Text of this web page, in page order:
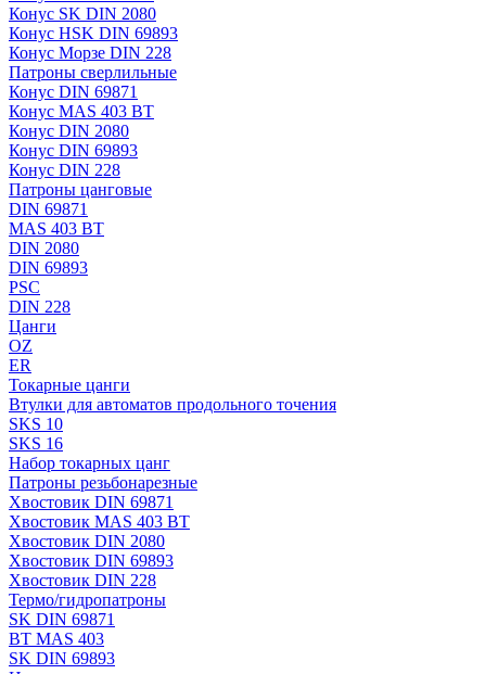
Конус SK DIN 2080
Конус HSK DIN 69893
Конус Морзе DIN 228
Патроны сверлильные
Конус DIN 69871
Конус MAS 403 BT
Конус DIN 2080
Конус DIN 69893
Конус DIN 228
Патроны цанговые
DIN 69871
MAS 403 BT
DIN 2080
DIN 69893
PSC
DIN 228
Цанги
OZ
ER
Токарные цанги
Втулки для автоматов продольного точения
SKS 10
SKS 16
Набор токарных цанг
Патроны резьбонарезные
Хвостовик DIN 69871
Хвостовик MAS 403 BT
Хвостовик DIN 2080
Хвостовик DIN 69893
Хвостовик DIN 228
Термо/гидропатроны
SK DIN 69871
BT MAS 403
SK DIN 69893